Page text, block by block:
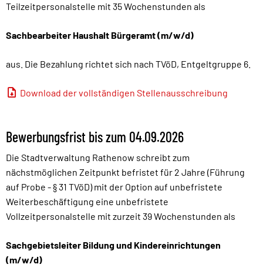
Teilzeitpersonalstelle mit 35 Wochenstunden als
Sachbearbeiter Haushalt Bürgeramt (m/w/d)
aus. Die Bezahlung richtet sich nach TVöD, Entgeltgruppe 6.
Download der vollständigen Stellenausschreibung
Bewerbungsfrist bis zum 04.09.2026
Die Stadtverwaltung Rathenow schreibt zum
nächstmöglichen Zeitpunkt befristet für 2 Jahre (Führung
auf Probe - § 31 TVöD) mit der Option auf unbefristete
Weiterbeschäftigung eine unbefristete
Vollzeitpersonalstelle mit zurzeit 39 Wochenstunden als
Sachgebietsleiter Bildung und Kindereinrichtungen
(m/w/d)